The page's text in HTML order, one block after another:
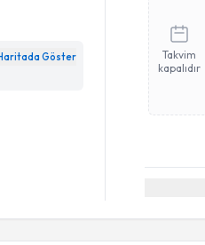
Göster
Takvim
kapalıdır